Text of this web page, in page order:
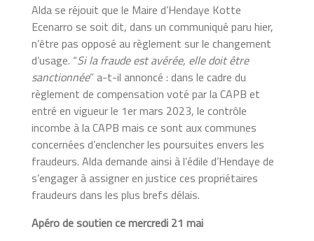
Alda se réjouit que le Maire d’Hendaye Kotte
Ecenarro se soit dit, dans un communiqué paru hier,
n’être pas opposé au règlement sur le changement
d’usage. “Si la fraude est avérée, elle doit être
sanctionnée” a-t-il annoncé : dans le cadre du
règlement de compensation voté par la CAPB et
entré en vigueur le 1er mars 2023, le contrôle
incombe à la CAPB mais ce sont aux communes
concernées d’enclencher les poursuites envers les
fraudeurs. Alda demande ainsi à l’édile d’Hendaye de
s’engager à assigner en justice ces propriétaires
fraudeurs dans les plus brefs délais.
Apéro de soutien ce mercredi 21 mai